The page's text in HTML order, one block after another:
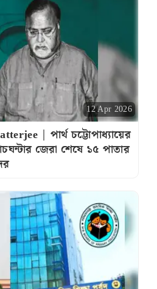
12 Apr 2026
| পার্থ চট্টোপাধ্যায়ের
জেরা শেষে ১৫ পাতার